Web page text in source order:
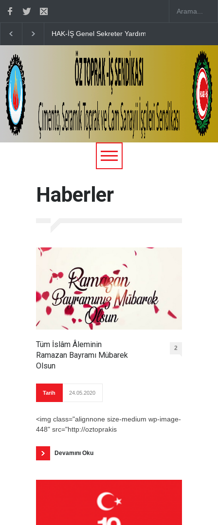
Düğün Merasimine Katılım Sağladık
Haberler
Tüm İslâm Âleminin
Ramazan Bayramı Mübarek
Olsun
2
Tarih 24.05.2020
<img class="alignnone size-medium wp-image-
448" src="http://oztoprakis
Devamını Oku